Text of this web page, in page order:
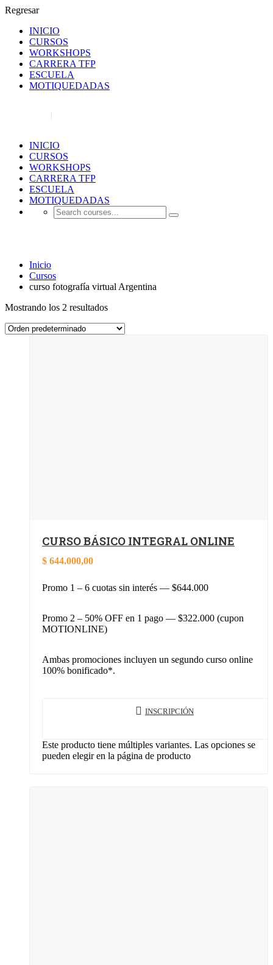
Regresar
INICIO
CURSOS
WORKSHOPS
CARRERA TFP
ESCUELA
MOTIQUEDADAS
INICIO
CURSOS
WORKSHOPS
CARRERA TFP
ESCUELA
MOTIQUEDADAS
Inicio
Cursos
curso fotografía virtual Argentina
Mostrando los 2 resultados
CURSO BÁSICO INTEGRAL ONLINE
$ 644.000,00
Promo 1 – 6 cuotas sin interés — $644.000
Promo 2 – 50% OFF en 1 pago — $322.000 (cupon
MOTIONLINE)
Ambas promociones incluyen un segundo curso online
100% bonificado*.
INSCRIPCIÓN
Este producto tiene múltiples variantes. Las opciones se
pueden elegir en la página de producto